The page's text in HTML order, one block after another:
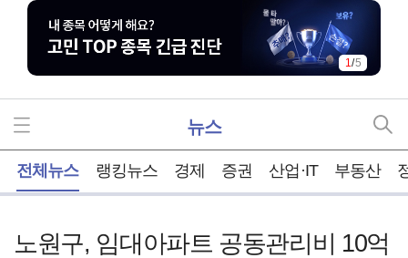
1/5
뉴스
전체뉴스 랭킹뉴스 경제 증권 산업·IT 부동산
노원구, 임대아파트 공동관리비 10억